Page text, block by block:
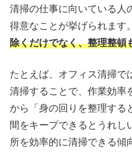
清掃の仕事に向いている人
得意なことが挙げられます。
除くだけでなく、整理整頓
たとえば、オフィス清掃で
清掃することで、作業効率
から「身の回りを整理する
間をキープできるとうれし
所を効率的に清掃できる傾